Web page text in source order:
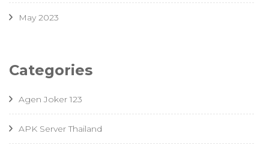
May 2023
Categories
Agen Joker 123
APK Server Thailand